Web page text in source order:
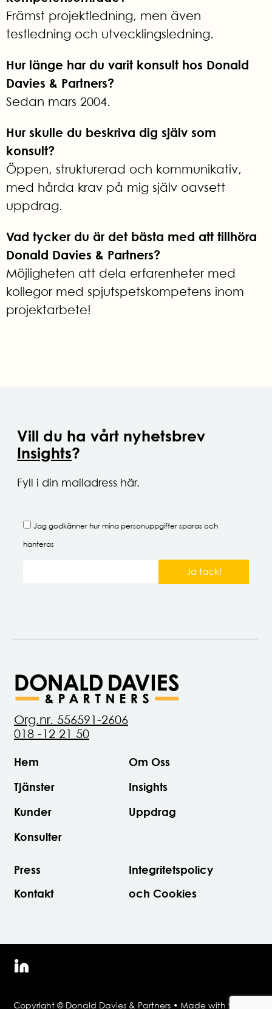
Främst projektledning, men även
testledning och utvecklingsledning.
Hur länge har du varit konsult hos Donald
Davies & Partners?
Sedan mars 2004.
Hur skulle du beskriva dig själv som
konsult?
Öppen, strukturerad och kommunikativ,
med hårda krav på mig själv oavsett
uppdrag.
Vad tycker du är det bästa med att tillhöra
Donald Davies & Partners?
Möjligheten att dela erfarenheter med
kollegor med spjutspetskompetens inom
projektarbete!
Vill du ha vårt nyhetsbrev
Insights?
Fyll i din mailadress här.
Jag godkänner hur mina personuppgifter sparas och
hanteras
Ja tack!
Org.nr. 556591-2606
018 -12 21 50
Hem
Tjänster
Kunder
Konsulter
Om Oss
Insights
Uppdrag
Press
Kontakt
Integritetspolicy
och Cookies
Copyright © Donald Davies & Partners • Made with ❤ by